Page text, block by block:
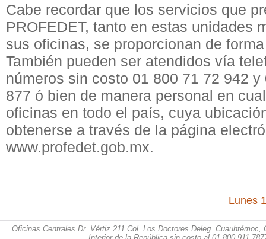
Cabe recordar que los servicios que
PROFEDET, tanto en estas unidades
sus oficinas, se proporcionan de
También pueden ser atendidos vía
números sin costo 01 800 71 72 942 y
877 ó bien de manera personal en
oficinas en todo el país, cuya
obtenerse a través de la página
www.profedet.gob.mx.
Lunes
Oficinas Centrales Dr. Vértiz 211 Col. Los Doctores Deleg.